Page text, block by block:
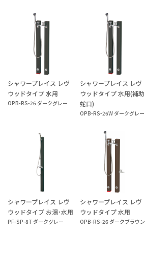
シャワープレイス レヴ
ウッドタイプ 水用
OPB-RS-26 ダークグレー
シャワープレイス レヴ
ウッドタイプ 水用(補助
蛇口)
OPB-RS-26W ダークグレー
シャワープレイス レヴ
ウッドタイプ お湯･水用
PF-SP-8T ダークグレー
シャワープレイス レヴ
ウッドタイプ 水用
OPB-RS-26 ダークブラウン